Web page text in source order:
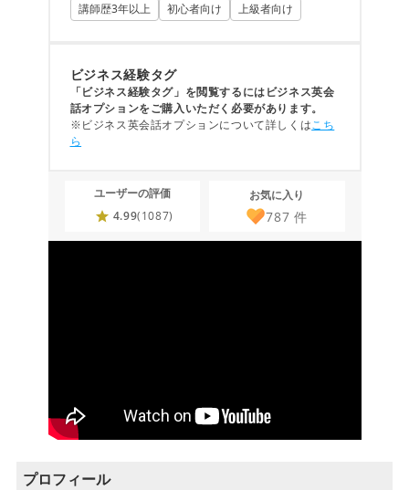
講師歴3年以上 初心者向け 上級者向け
ビジネス経験タグ
「ビジネス経験タグ」を閲覧するにはビジネス英会
話オプションをご購入いただく必要があります。
※ビジネス英会話オプションについて詳しくはこち
ら
ユーザーの評価
4.99(1087)
お気に入り
787 件
プロフィール